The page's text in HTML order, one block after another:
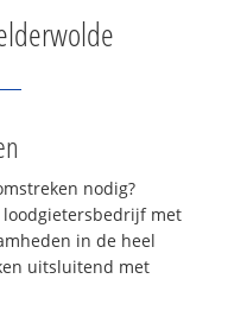
nodig?
loodgietersbedrijf met
in de heel
uitsluitend met